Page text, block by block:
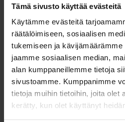
Tämä sivusto käyttää evästeitä
Käytämme evästeitä
räätälöimiseen, sosiaalisen
tukemiseen ja
jaamme sosiaalisen median,
alan kumppaneillemme tietoja
sivustoamme. Kumppanimme
tietoja muihin tietoihin, joita olet
kerätty, kun olet käyttänyt